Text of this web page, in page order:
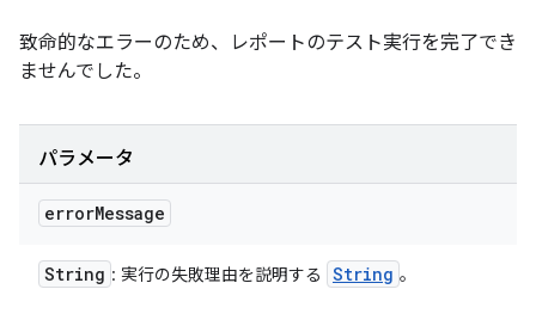
致命的なエラーのため、レポートのテスト実行を完了でき
ませんでした。
パラメータ
errorMessage
String : 実行の失敗理由を説明する String 。